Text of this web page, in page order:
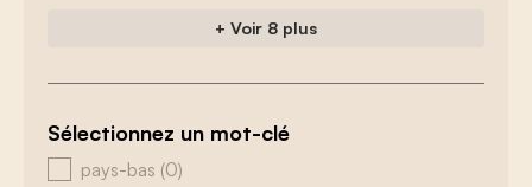
+ Voir 8 plus
Sélectionnez un mot-clé
zoeken - tags
pays-bas (0)